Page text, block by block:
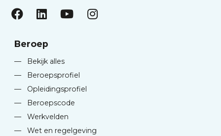
Beroep
—
Bekijk alles
—
Beroepsprofiel
—
Opleidingsprofiel
—
Beroepscode
—
Werkvelden
—
Wet en regelgeving